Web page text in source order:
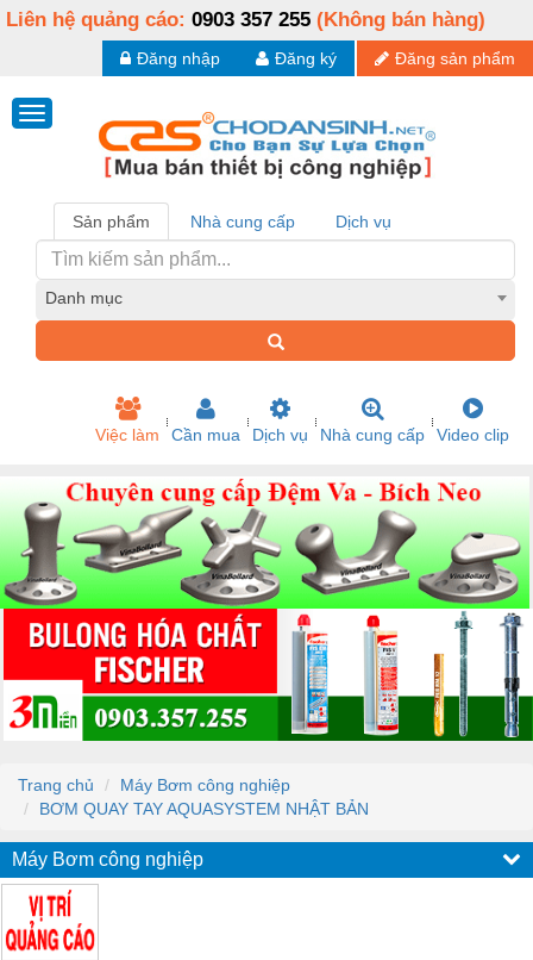
Liên hệ quảng cáo: 0903 357 255 (Không bán hàng)
Đăng sản phẩm
Đăng ký
Đăng nhập
Sản phẩm Nhà cung cấp Dịch vụ
Danh mục
Việc làm Cần mua Dịch vụ Nhà cung cấp Video clip
Trang chủ
Máy Bơm công nghiệp
BƠM QUAY TAY AQUASYSTEM NHẬT BẢN
Máy Bơm công nghiệp